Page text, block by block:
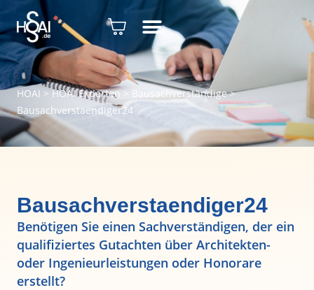
HOAI > HOAI Experten> Bausachverständige>
Bausachverstaendiger24
Bausachverstaendiger24
Benötigen Sie einen Sachverständigen, der ein
qualifiziertes Gutachten über Architekten-
oder Ingenieurleistungen oder Honorare
erstellt?